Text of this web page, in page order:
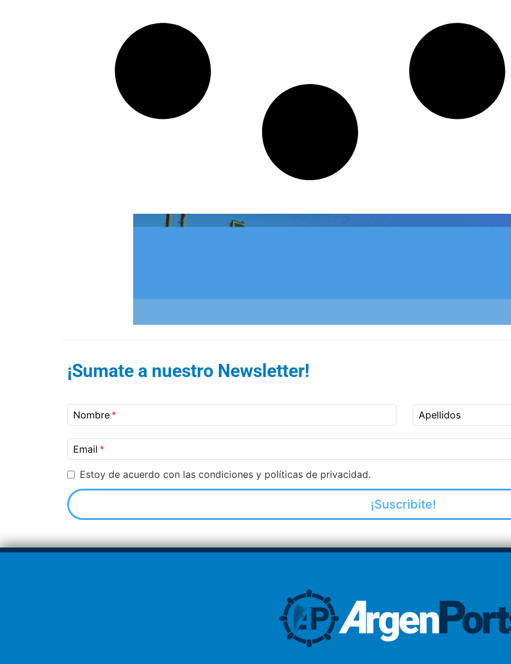
¡Sumate a nuestro Newsletter!
Nombre Apellidos
Email
Estoy de acuerdo con las condiciones y políticas de privacidad.